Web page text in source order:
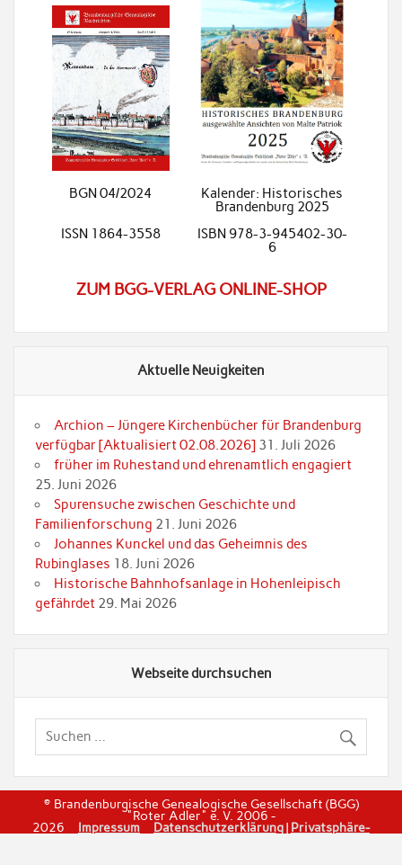
BGN 04/2024
Kalender: Historisches
Brandenburg 2025
ISSN 1864-3558
ISBN 978-3-945402-30-
6
ZUM BGG-VERLAG ONLINE-SHOP
Aktuelle Neuigkeiten
Archion – Jüngere Kirchenbücher für Brandenburg
verfügbar [Aktualisiert 02.08.2026] 31. Juli 2026
früher im Ruhestand und ehrenamtlich engagiert
25. Juni 2026
Spurensuche zwischen Geschichte und
Familienforschung 21. Juni 2026
Johannes Kunckel und das Geheimnis des
Rubinglases 18. Juni 2026
Historische Bahnhofsanlage in Hohenleipisch
gefährdet 29. Mai 2026
Webseite durchsuchen
© Brandenburgische Genealogische Gesellschaft (BGG)
"Roter Adler" e. V. 2006 -
2026 Impressum Datenschutzerklärung| Privatsphäre-